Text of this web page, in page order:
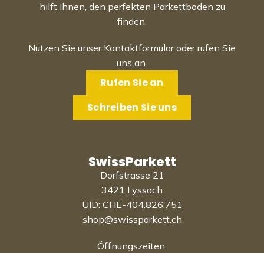
hilft Ihnen, den perfekten Parkettboden zu
finden.
Nutzen Sie unser Kontaktformular oder rufen Sie
uns an.
Rufen Sie an
Schreiben Sie uns
SwissParkett
Dorfstrasse 21
3421 Lyssach
UID: CHE-404.826.751
shop@swissparkett.ch
Öffnungszeiten: